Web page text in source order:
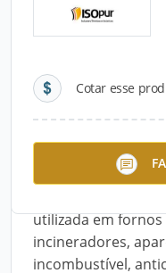
Cotar esse
Descrição do
A Lã de Vidro sem
manta ideal para
utilizada em
incineradores,
incombustível,